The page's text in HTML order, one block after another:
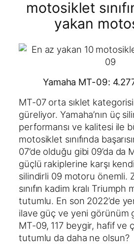
motosiklet
yakan
Yamaha MT-09:
MT-07 orta sıklet
güreliyor. Yamaha’nın üç
performansı ve kalitesi ile
motosiklet sınıfında
07’de olduğu gibi 09’da da
güçlü rakiplerine karşı
silindirli 09 motoru önemli.
sınıfın kadim kralı
tutumlu. En son 2022’de
ilave güç ve yeni görünüm
MT-09, 117 beygir, hafif ve
tutumlu da daha ne olsun?